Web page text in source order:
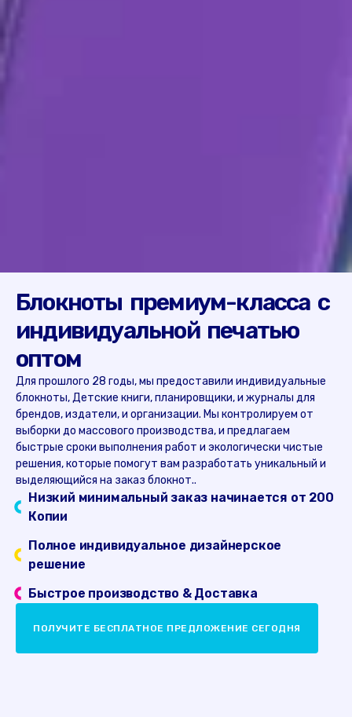
Блокноты премиум-класса с
индивидуальной печатью
оптом
Для прошлого 28 годы, мы предоставили индивидуальные
блокноты, Детские книги, планировщики, и журналы для
брендов, издатели, и организации. Мы контролируем от
выборки до массового производства, и предлагаем
быстрые сроки выполнения работ и экологически чистые
решения, которые помогут вам разработать уникальный и
выделяющийся на заказ блокнот..
Низкий минимальный заказ начинается от 200
Копии
Полное индивидуальное дизайнерское
решение
Быстрое производство & Доставка
ПОЛУЧИТЕ БЕСПЛАТНОЕ ПРЕДЛОЖЕНИЕ СЕГОДНЯ